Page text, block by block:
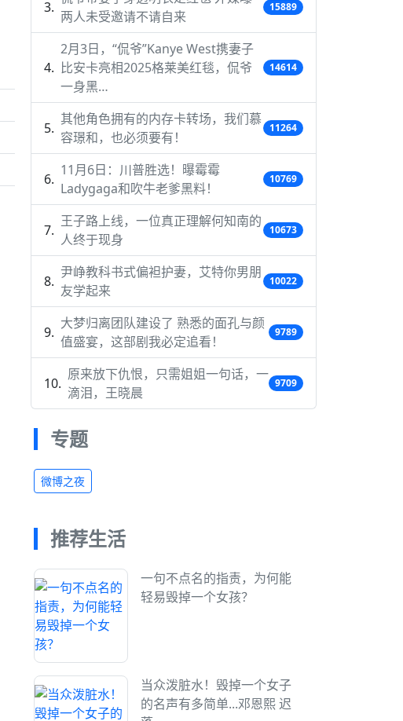
两人未受邀请不请自来
15889
2月3日，“侃爷”Kanye West携妻子
比安卡亮相2025格莱美红毯，侃爷
一身黑…
14614
其他角色拥有的内存卡转场，我们慕
容璟和，也必须要有！
11264
11月6日：川普胜选！曝霉霉
Ladygaga和吹牛老爹黑料！
10769
王子路上线，一位真正理解何知南的
人终于现身
10673
尹峥教科书式偏袒护妻，艾特你男朋
友学起来
10022
大梦归离团队建设了 熟悉的面孔与颜
值盛宴，这部剧我必定追看！
9789
原来放下仇恨，只需姐姐一句话，一
滴泪，王晓晨
9709
专题
微博之夜
推荐生活
一句不点名的指责，为何能
轻易毁掉一个女孩？
当众泼脏水！毁掉一个女子
的名声有多简单...邓恩熙 迟